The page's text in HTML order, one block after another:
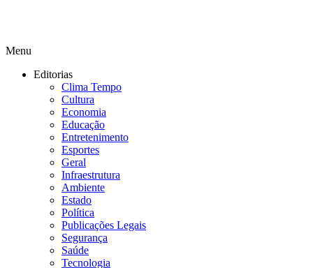
Menu
Editorias
Clima Tempo
Cultura
Economia
Educação
Entretenimento
Esportes
Geral
Infraestrutura
Ambiente
Estado
Política
Publicações Legais
Segurança
Saúde
Tecnologia